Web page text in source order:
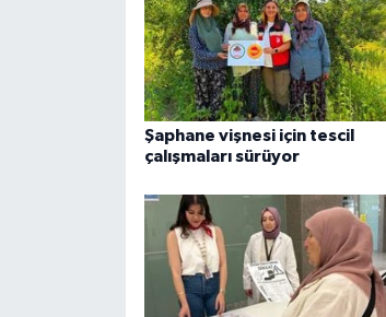
Şaphane vişnesi için tescil
çalışmaları sürüyor